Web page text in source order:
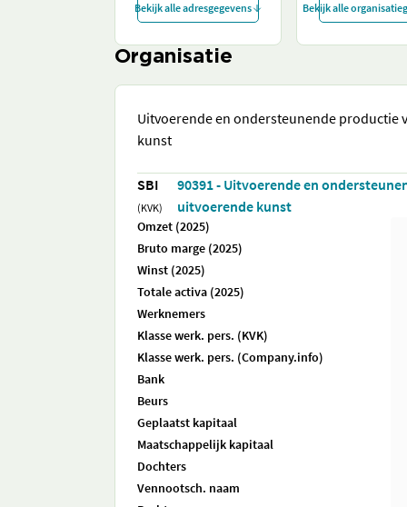
Bekijk alle adresgegevens Bekijk alle
Organisatie
Uitvoerende en ondersteunende productie
kunst
SBI
(KVK)
90391 - Uitvoerende en
uitvoerende kunst
Omzet (2025)
Bruto marge (2025)
Winst (2025)
Totale activa (2025)
Werknemers
Klasse werk. pers. (KVK)
Klasse werk. pers. (Company.info)
Bank
Beurs
Geplaatst kapitaal
Maatschappelijk kapitaal
Dochters
Vennootsch. naam